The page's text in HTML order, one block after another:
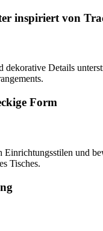
inspiriert von
Details
Form
Einrichtungsstilen und
Tisches.